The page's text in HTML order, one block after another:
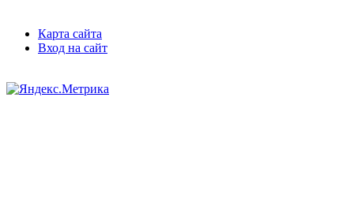
Карта сайта
Вход на сайт